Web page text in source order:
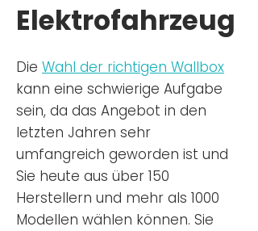
Elektrofahrzeug
Die Wahl der richtigen Wallbox
kann eine schwierige Aufgabe
sein, da das Angebot in den
letzten Jahren sehr
umfangreich geworden ist und
Sie heute aus über 150
Herstellern und mehr als 1000
Modellen wählen können. Sie